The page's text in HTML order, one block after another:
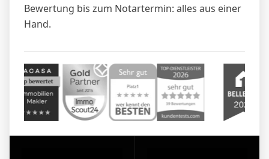
Bewertung bis zum Notartermin: alles aus einer
Hand.